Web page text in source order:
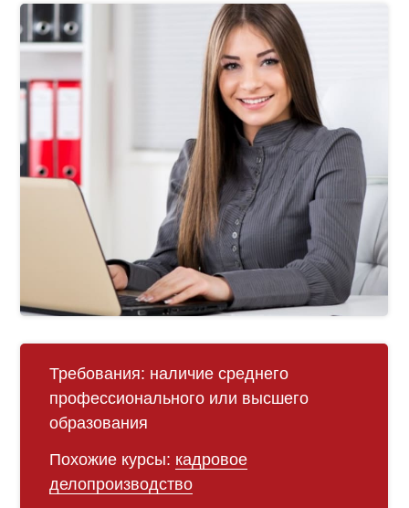
Требования: наличие среднего
профессионального или высшего
образования
Похожие курсы: кадровое
делопроизводство